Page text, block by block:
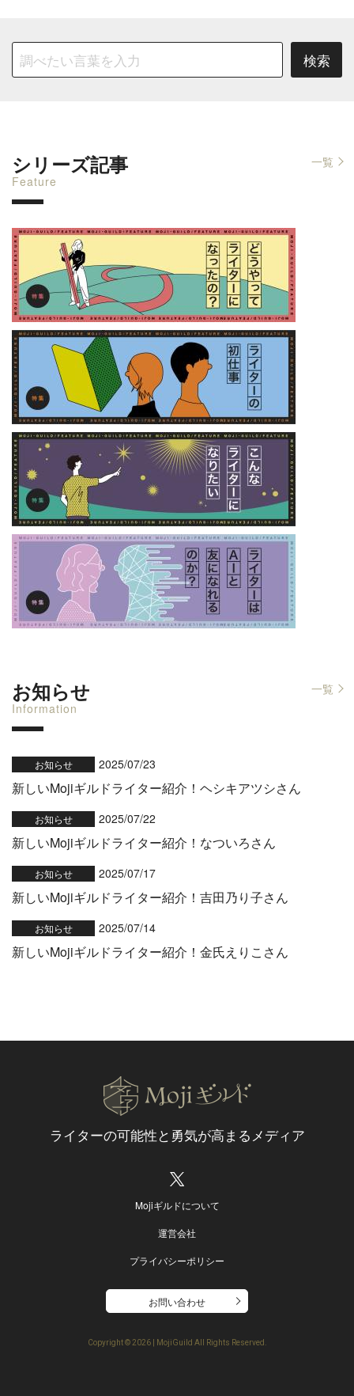
シリーズ記事
Feature
一覧
お知らせ
Information
一覧
お知らせ 2025/07/23
新しいMojiギルドライター紹介！ヘシキアツシさん
お知らせ 2025/07/22
新しいMojiギルドライター紹介！なついろさん
お知らせ 2025/07/17
新しいMojiギルドライター紹介！吉田乃り子さん
お知らせ 2025/07/14
新しいMojiギルドライター紹介！金氏えりこさん
ライターの可能性と 勇気が高まるメディア
Mojiギルドについて
運営会社
プライバシーポリシー
お問い合わせ
Copyright ©2026 | MojiGuild All Rights Reserved.